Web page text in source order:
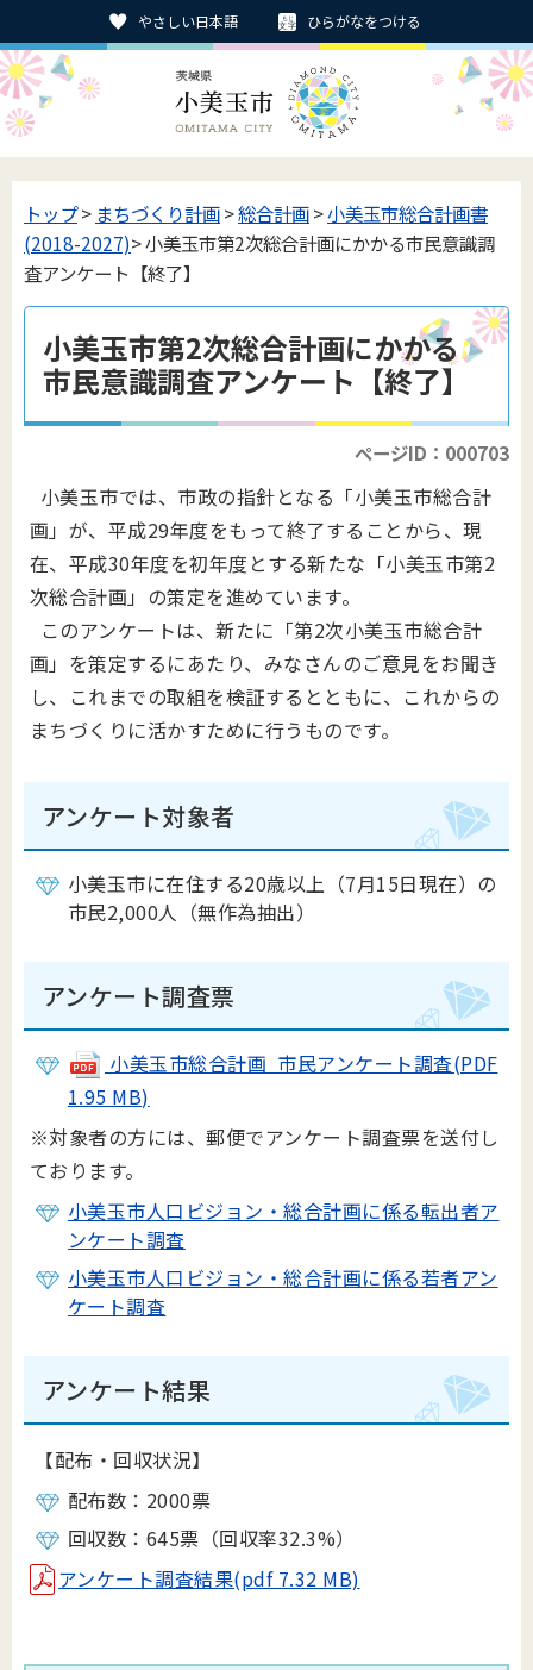
やさしい日本語 ひらがなをつける
トップ> まちづくり計画>総合計画>小美玉市総合計画書
(2018-2027)> 小美玉市第2次総合計画にかかる市民意識調
査アンケート【終了】
小美玉市第2次総合計画にかかる
市民意識調査アンケート【終了】
ページID：000703
小美玉市では、市政の指針となる「小美玉市総合計
画」が、平成29年度をもって終了することから、現
在、平成30年度を初年度とする新たな「小美玉市第2
次総合計画」の策定を進めています。
このアンケートは、新たに「第2次小美玉市総合計
画」を策定するにあたり、みなさんのご意見をお聞き
し、これまでの取組を検証するとともに、これからの
まちづくりに活かすために行うものです。
アンケート対象者
小美玉市に在住する20歳以上（7月15日現在）の
市民2,000人（無作為抽出）
アンケート調査票
小美玉市総合計画 市民アンケート調査(PDF
1.95 MB)
※対象者の方には、郵便でアンケート調査票を送付し
ております。
小美玉市人口ビジョン・総合計画に係る転出者ア
ンケート調査
小美玉市人口ビジョン・総合計画に係る若者アン
ケート調査
アンケート結果
【配布・回収状況】
配布数：2000票
回収数：645票（回収率32.3%）
アンケート調査結果(pdf 7.32 MB)